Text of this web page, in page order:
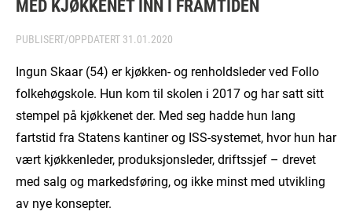
MED KJØKKENET INN I FRAMTIDEN
PUBLISERT/OPPDATERT 31.01.2020
Ingun Skaar (54) er kjøkken- og renholdsleder ved Follo
folkehøgskole. Hun kom til skolen i 2017 og har satt sitt
stempel på kjøkkenet der. Med seg hadde hun lang
fartstid fra Statens kantiner og ISS-systemet, hvor hun har
vært kjøkkenleder, produksjonsleder, driftssjef – drevet
med salg og markedsføring, og ikke minst med utvikling
av nye konsepter.